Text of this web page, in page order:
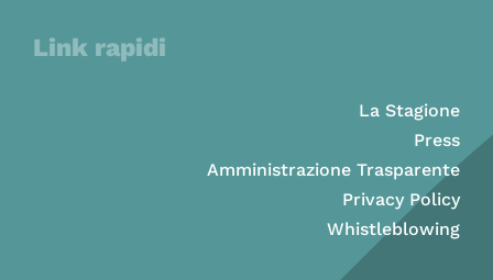
Link rapidi
La Stagione
Press
Amministrazione Trasparente
Privacy Policy
Whistleblowing